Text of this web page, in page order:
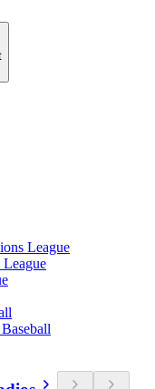
League